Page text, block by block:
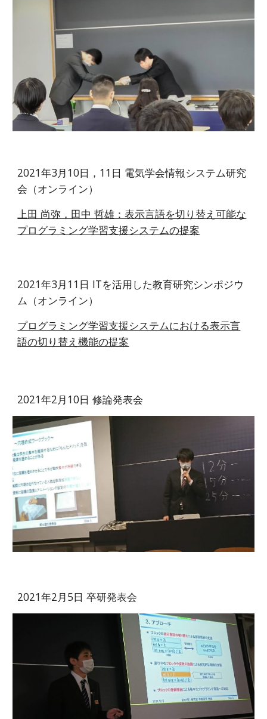
2021年3月10日，11日 電気学会情報システム研究
会（オンライン）
上田 尚弥，田中 哲雄：表示言語を切り替え可能な
プログラミング学習支援システムの提案
2021年3月11日 ITを活用した教育研究シンポジウ
ム（オンライン）
プログラミング学習支援システムにおける表示言
語の切り替え機能の提案
2021年2月10日 修論発表会
2021年2月5日 卒研発表会